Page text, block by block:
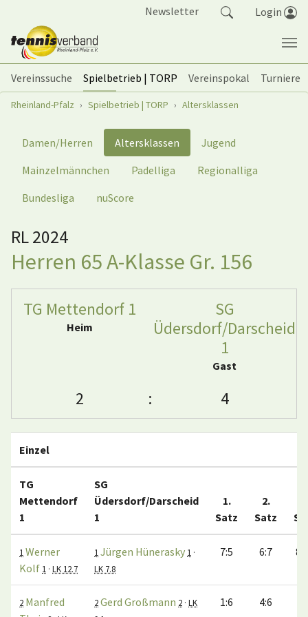
Newsletter Login
Vereinssuche Spielbetrieb | TORP Vereinspokal
Turniere
Sie sind hier:
Rheinland-Pfalz Spielbetrieb | TORP Altersklassen
Damen/Herren Altersklassen
Jugend
Mainzelmännchen
Padelliga
Regionalliga
Bundesliga
nuScore
RL 2024
Herren 65 A-Klasse Gr. 156
TG Mettendorf 1
Heim
SG
Üdersdorf/Darscheid
1
Gast
2 : 4
Einzel
TG
Mettendorf
1
SG
Üdersdorf/Darscheid
1
1.
Satz
2.
Satz
1 Werner
Kolf 1 · LK 12.7
1 Jürgen Hünerasky 1 ·
LK 7.8
7:5 6:7
2 Manfred
2Gerd Großmann 2 · LK
1:6 4:6